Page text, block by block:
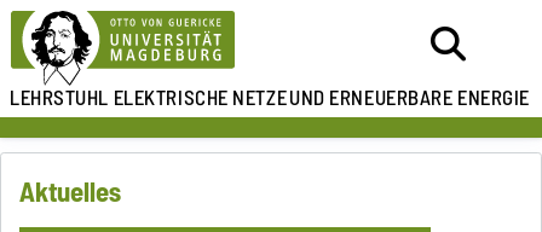
LEHRSTUHL ELEKTRISCHE NETZEUND ERNEUERBARE ENERGIE
Aktuelles